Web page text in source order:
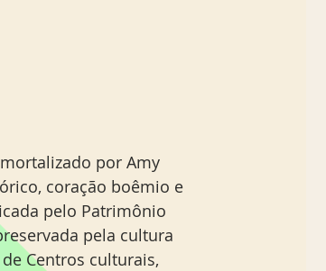
por Amy
coração boêmio e
pelo Patrimônio
pela cultura
Centros culturais,